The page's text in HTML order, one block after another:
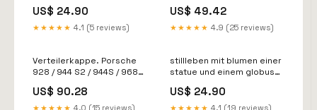
US$ 24.90
★★★★★ 4.1 (5 reviews)
Radnaben 993
US$ 49.42
★★★★★ 4.9 (25 reviews)
Verteilerkappe. Porsche
928 / 944 S2 / 944S / 968
G-Modell
US$ 90.28
★★★★★ 4.0 (15 reviews)
stillleben mit blumen einer
statue und einem globus
jebusa shannon Affiche
multilingue
US$ 24.90
★★★★★ 4.1 (19 reviews)